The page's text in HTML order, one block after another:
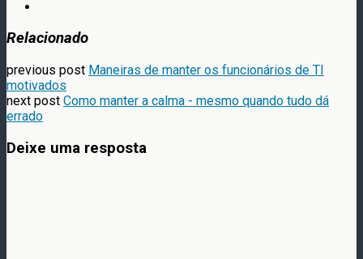
Relacionado
previous post Maneiras de manter os funcionários de TI
motivados
next post Como manter a calma - mesmo quando tudo dá
errado
Deixe uma resposta